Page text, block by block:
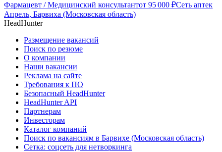
Фармацевт / Медицинский консультантот 95 000 ₽Сеть аптек
Апрель, Барвиха (Московская область)
HeadHunter
Размещение вакансий
Поиск по резюме
О компании
Наши вакансии
Реклама на сайте
Требования к ПО
Безопасный HeadHunter
HeadHunter API
Партнерам
Инвесторам
Каталог компаний
Поиск по вакансиям в Барвихе (Московская область)
Сетка: соцсеть для нетворкинга